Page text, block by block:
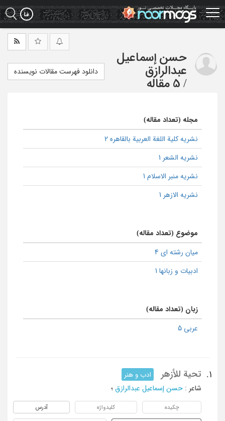
Skip
to
main
حسن إسماعیل
عبدالرازق
/ 5 مقاله
دانلود فهرست مقالات نویسنده
مجله (تعداد مقاله)
نشریه کلیة اللغة العربیة بالقاهره 2
نشریه الشعر 1
نشریه منبر الاسلام 1
نشریه الازهر 1
موضوع (تعداد مقاله)
میان رشته ای 4
ادبیات و زبانها 1
زبان (تعداد مقاله)
عربی 5
1. تحیة للأزهر
ادب و هنر
شاعر : حسن إسماعیل عبدالرازق ؛
چکیده کلیدواژه آدرس